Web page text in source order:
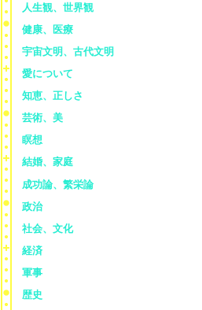
人生観、世界観
健康、医療
宇宙文明、古代文明
愛について
知恵、正しさ
芸術、美
瞑想
結婚、家庭
成功論、繁栄論
政治
社会、文化
経済
軍事
歴史